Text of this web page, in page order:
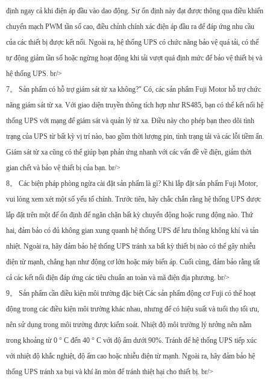
định ngay cả khi điện áp đầu vào dao động. Sự ổn định này đạt được thông qua điều khiển
chuyển mạch PWM tần số cao, điều chỉnh chính xác điện áp đầu ra để đáp ứng nhu cầu
của các thiết bị được kết nối. Ngoài ra, hệ thống UPS có chức năng bảo vệ quá tải, có thể
tự động giảm tần số hoặc ngừng hoạt động khi tải vượt quá định mức để bảo vệ thiết bị và
hệ thống UPS. br/>
7。 Sản phẩm có hỗ trợ giám sát từ xa không?" Có, các sản phẩm Fuji Motor hỗ trợ chức
năng giám sát từ xa. Với giao diện truyền thông tích hợp như RS485, bạn có thể kết nối hệ
thống UPS với mạng để giám sát và quản lý từ xa. Điều này cho phép bạn theo dõi tình
trạng của UPS từ bất kỳ vị trí nào, bao gồm thời lượng pin, tình trạng tải và các lỗi tiềm ẩn.
Giám sát từ xa cũng có thể giúp bạn phản ứng nhanh với các vấn đề về điện, giảm thời
gian chết và bảo vệ thiết bị của bạn. br/>
8。 Các biện pháp phòng ngừa cài đặt sản phẩm là gì? Khi lắp đặt sản phẩm Fuji Motor,
vui lòng xem xét một số yếu tố chính. Trước tiên, hãy chắc chắn rằng hệ thống UPS được
lắp đặt trên một đế ổn định để ngăn chặn bất kỳ chuyển động hoặc rung động nào. Thứ
hai, đảm bảo có đủ không gian xung quanh hệ thống UPS để lưu thông không khí và tản
nhiệt. Ngoài ra, hãy đảm bảo hệ thống UPS tránh xa bất kỳ thiết bị nào có thể gây nhiễu
điện từ mạnh, chẳng hạn như động cơ lớn hoặc máy biến áp. Cuối cùng, đảm bảo rằng tất
cả các kết nối điện đáp ứng các tiêu chuẩn an toàn và mã điện địa phương. br/>
9。 Sản phẩm cần điều kiện môi trường đặc biệt Các sản phẩm động cơ Fuji có thể hoạt
động trong các điều kiện môi trường khác nhau, nhưng để có hiệu suất và tuổi thọ tối ưu,
nên sử dụng trong môi trường được kiểm soát. Nhiệt độ môi trường lý tưởng nên nằm
trong khoảng từ 0 ° C đến 40 ° C với độ ẩm dưới 90%. Tránh để hệ thống UPS tiếp xúc
với nhiệt độ khắc nghiệt, độ ẩm cao hoặc nhiễu điện từ mạnh. Ngoài ra, hãy đảm bảo hệ
thống UPS tránh xa bụi và khí ăn mòn để tránh thiệt hại cho thiết bị. br/>